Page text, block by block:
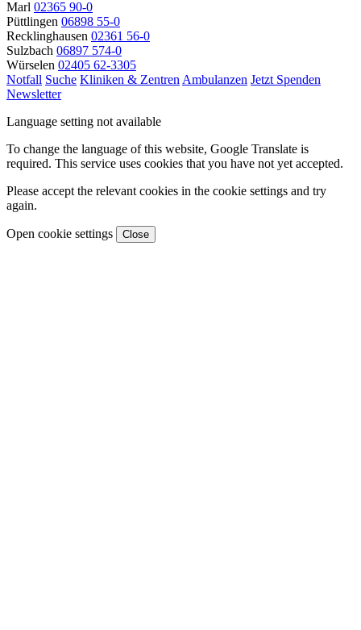
Marl 02365 90-0
Püttlingen 06898 55-0
Recklinghausen 02361 56-0
Sulzbach 06897 574-0
Würselen 02405 62-3305
Notfall Suche Kliniken & Zentren Ambulanzen Jetzt Spenden
Newsletter
Language setting not available
To change the language of this website, Google Translate is
required. This service uses cookies that you have not yet accepted.
Please accept the relevant cookies in the cookie settings and try
again.
Open cookie settings Close